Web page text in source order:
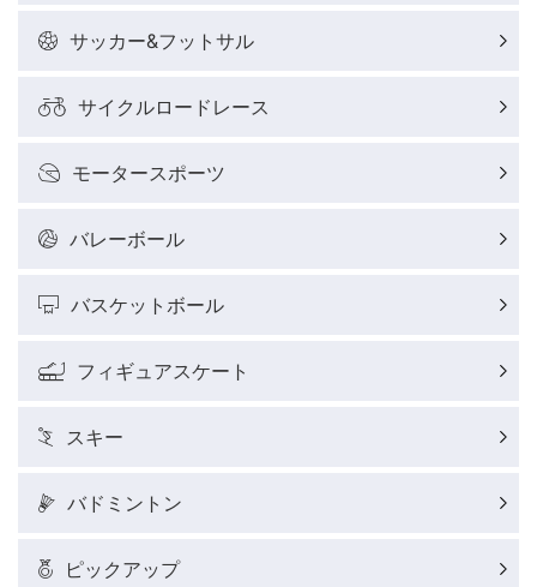
サッカー&フットサル
サイクルロードレース
モータースポーツ
バレーボール
バスケットボール
フィギュアスケート
スキー
バドミントン
ピックアップ